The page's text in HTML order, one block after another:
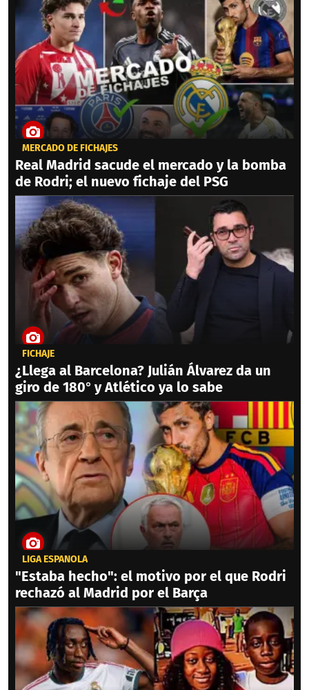
MERCADO DE FICHAJES
Real Madrid sacude el mercado y la bomba
de Rodri; el nuevo fichaje del PSG
FICHAJE
¿Llega al Barcelona? Julián Álvarez da un
giro de 180° y Atlético ya lo sabe
LIGA ESPAÑOLA
"Estaba hecho": el motivo por el que Rodri
rechazó al Madrid por el Barça